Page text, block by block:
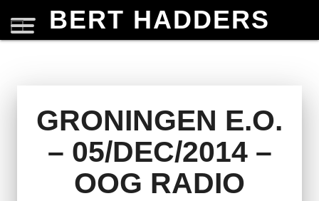
BERT HADDERS
GRONINGEN E.O.
– 05/DEC/2014 –
OOG RADIO